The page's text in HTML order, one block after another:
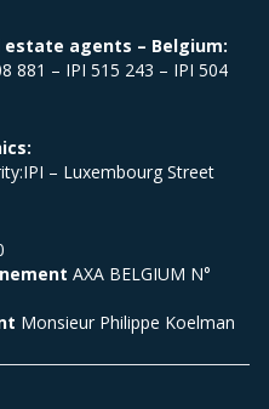
agents – Belgium:
881 – IPI 515 243 – IPI 504
– Luxembourg Street
AXA BELGIUM N°
Monsieur Philippe Koelman